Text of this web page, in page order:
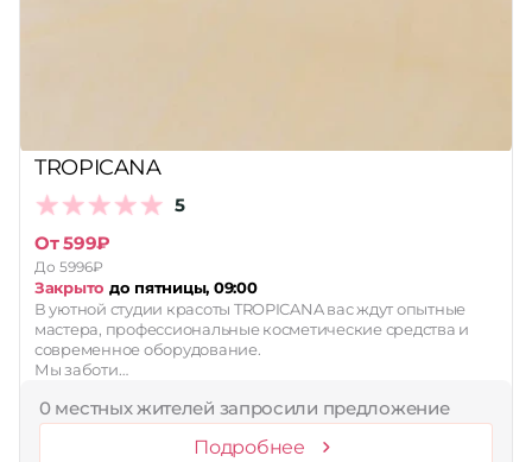
TROPICANA
5
От 599₽
До 5996₽
Закрыто до пятницы, 09:00
В уютной студии красоты TROPICANA вас ждут опытные
мастера, профессиональные косметические средства и
современное оборудование.
Мы заботи…
0 местных жителей запросили предложение
Подробнее